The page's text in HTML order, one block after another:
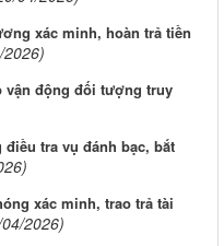
xác minh, hoàn trả tiền
2026)
vận động đối tượng truy
tra vụ đánh bạc, bắt
xác minh, trao trả tài
2026)